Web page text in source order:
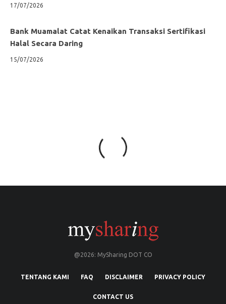
17/07/2026
Bank Muamalat Catat Kenaikan Transaksi Sertifikasi
Halal Secara Daring
15/07/2026
@2026: MySharing DOT CO
TENTANG KAMI FAQ DISCLAIMER PRIVACY POLICY
CONTACT US